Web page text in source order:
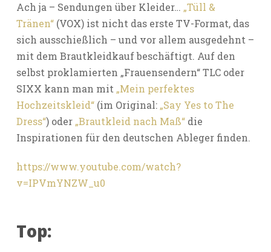
Ach ja – Sendungen über Kleider… „Tüll &
Tränen“(VOX) ist nicht das erste TV-Format, das
sich ausschießlich – und vor allem ausgedehnt –
mit dem Brautkleidkauf beschäftigt. Auf den
selbst proklamierten „Frauensendern“ TLC oder
SIXX kann man mit „Mein perfektes
Hochzeitskleid“(im Original: „Say Yes to The
Dress“) oder „Brautkleid nach Maß“die
Inspirationen für den deutschen Ableger finden.
https://www.youtube.com/watch?
v=IPVmYNZW_u0
Top: